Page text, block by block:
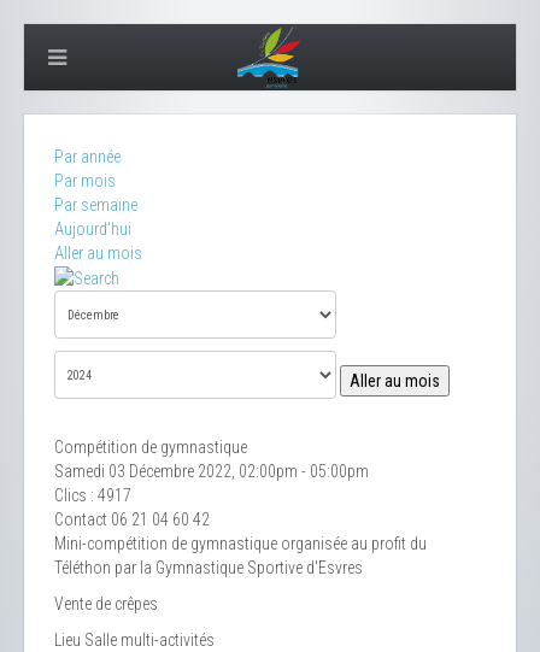
Par année
Par mois
Par semaine
Aujourd'hui
Aller au mois
Aller au mois
Compétition de gymnastique
Samedi 03 Décembre 2022, 02:00pm - 05:00pm
Clics : 4917
Contact 06 21 04 60 42
Mini-compétition de gymnastique organisée au profit du
Téléthon par la Gymnastique Sportive d'Esvres
Vente de crêpes
Lieu Salle multi-activités